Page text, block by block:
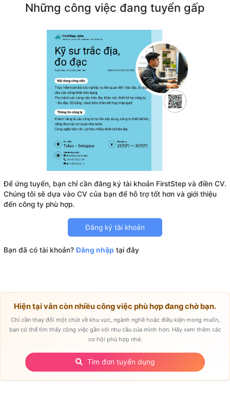
Những công việc đang tuyển gấp
Để ứng tuyển, bạn chỉ cần đăng ký tài khoản FirstStep và điền CV.
Chúng tôi sẽ dựa vào CV của bạn để hỗ trợ tốt hơn và giới thiệu
Đăng ký tài khoản
Bạn đã có tài khoản?Đăng nhập tại đây
Hiện tại vẫn còn nhiều công việc phù hợp đang chờ bạn.
Chỉ cần thay đổi một chút về khu vực, ngành nghề hoặc điều kiện mong muốn,
bạn có thể tìm thấy công việc gần với nhu cầu của mình hơn. Hãy xem thêm các
cơ hội phù hợp nhé.
Tìm đơn tuyển dụng